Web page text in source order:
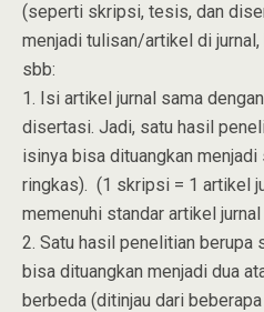
(seperti skripsi, tesis, dan
menjadi tulisan/artikel di
sbb:
1. Isi artikel jurnal sama
disertasi. Jadi, satu hasil
isinya bisa dituangkan
ringkas). (1 skripsi = 1 artikel
memenuhi standar artikel
2. Satu hasil penelitian
bisa dituangkan menjadi dua
berbeda (ditinjau dari